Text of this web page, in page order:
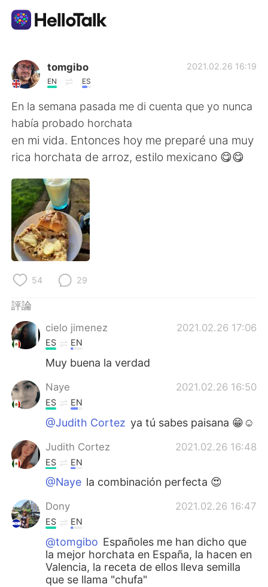
語言交換應用
AI Grammar Checker
繁體中文
English
Español
Français
Русский
Indonesia
Türkçe Tiếng Việt
Português
tomgibo
EN ES
2021.02.26 16:19
En la semana pasada me di cuenta que yo nunca
había probado horchata
en mi vida. Entonces hoy me preparé una muy
rica horchata de arroz, estilo mexicano 😋😋
54 29
評論
cielo jimenez
2021.02.26 17:06
ES EN
Muy buena la verdad
Naye 2021.02.26 16:50
ES EN
@Judith Cortez ya tú sabes paisana 😁☺
Judith Cortez 2021.02.26 16:48
ES EN
@Naye la combinación perfecta 😍
Dony 2021.02.26 16:47
ES EN
@tomgibo Españoles me han dicho que
la mejor horchata en España, la hacen en
Valencia, la receta de ellos lleva semilla
que se llama "chufa"